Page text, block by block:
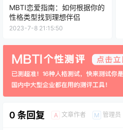
MBTI恋爱指南：如何根据你的
性格类型找到理想伴侣
2023-7-8 21:15:50
0 条回复 A 文章作者 M 管理员